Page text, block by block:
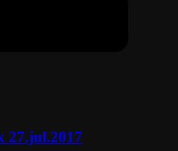
27.jul.2017